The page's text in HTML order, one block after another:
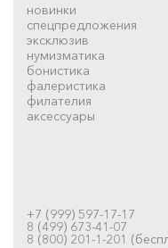
новинки
спецпредложения
эксклюзив
нумизматика
бонистика
фалеристика
филателия
аксессуары
+7 (999) 597-17-17
8 (499) 673-41-07
8 (800) 201-1-201